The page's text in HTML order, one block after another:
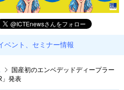
ベント、セミナー情報
国産初のエンベデッドディープラー
」発表